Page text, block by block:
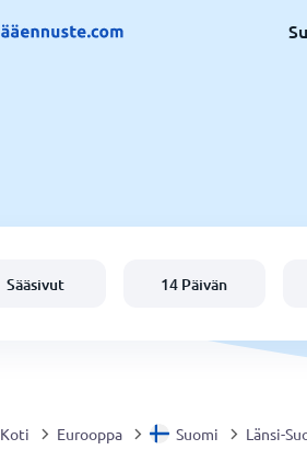
Sääsivut 14 Päivän
Koti Eurooppa Suomi Länsi-